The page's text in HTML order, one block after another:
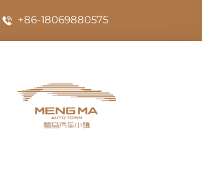
+86-18069880575